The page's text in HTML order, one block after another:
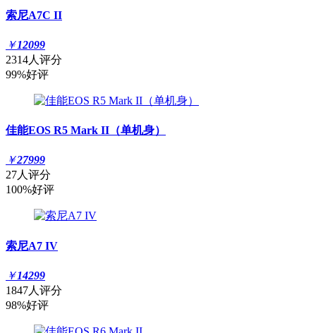
索尼A7C II
￥12099
2314人评分
99%好评
佳能EOS R5 Mark II（单机身）
￥27999
27人评分
100%好评
索尼A7 IV
￥14299
1847人评分
98%好评